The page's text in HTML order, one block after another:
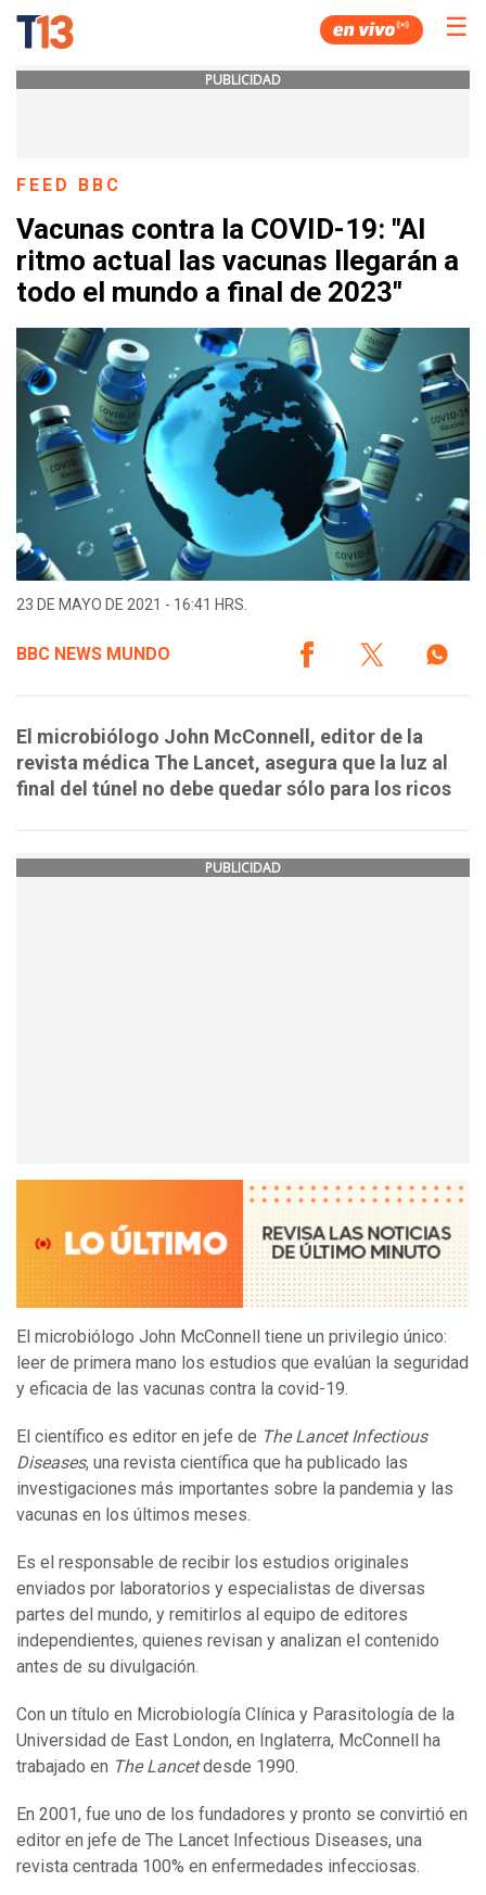
☰
PUBLICIDAD
FEED BBC
Vacunas contra la COVID-19: "Al
ritmo actual las vacunas llegarán a
todo el mundo a final de 2023"
23 DE MAYO DE 2021 - 16:41 HRS.
BBC NEWS MUNDO
El microbiólogo John McConnell, editor de la
revista médica The Lancet, asegura que la luz al
final del túnel no debe quedar sólo para los ricos
PUBLICIDAD
El microbiólogo John McConnell tiene un privilegio único:
leer de primera mano los estudios que evalúan la seguridad
y eficacia de las vacunas contra la covid-19.
El científico es editor en jefe de The Lancet Infectious
Diseases, una revista científica que ha publicado las
investigaciones más importantes sobre la pandemia y las
vacunas en los últimos meses.
Es el responsable de recibir los estudios originales
enviados por laboratorios y especialistas de diversas
partes del mundo, y remitirlos al equipo de editores
independientes, quienes revisan y analizan el contenido
antes de su divulgación.
Con un título en Microbiología Clínica y Parasitología de la
Universidad de East London, en Inglaterra, McConnell ha
trabajado en The Lancetdesde 1990.
En 2001, fue uno de los fundadores y pronto se convirtió en
editor en jefe de The Lancet Infectious Diseases, una
revista centrada 100% en enfermedades infecciosas.